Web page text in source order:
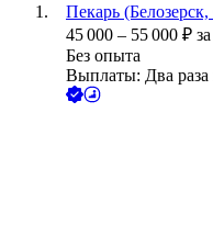
Пекарь
45 000 – 55 000 ₽
Без опыта
Выплаты: Два раза